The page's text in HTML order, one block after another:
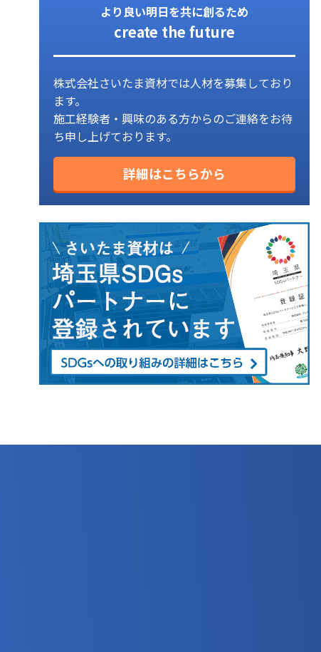
より良い明日を共に創るため
create the future
株式会社さいたま資材では人材を募集しており
ます。
施工経験者・興味のある方からのご連絡をお待
ち申し上げております。
詳細はこちらから